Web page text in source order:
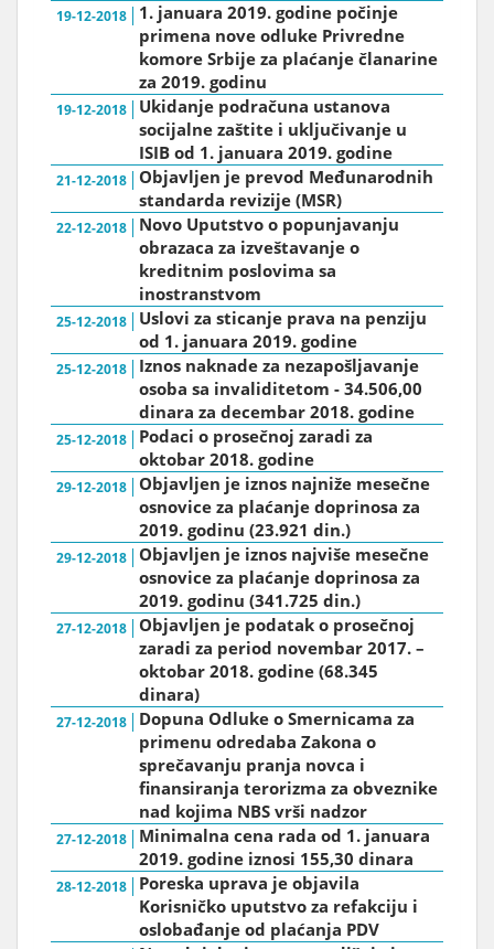
19-12-2018
1. januara 2019. godine počinje
primena nove odluke Privredne
komore Srbije za plaćanje članarine
za 2019. godinu
19-12-2018
Ukidanje podračuna ustanova
socijalne zaštite i uključivanje u
ISIB od 1. januara 2019. godine
21-12-2018
Objavljen je prevod Međunarodnih
standarda revizije (MSR)
22-12-2018
Novo Uputstvo o popunjavanju
obrazaca za izveštavanje o
kreditnim poslovima sa
inostranstvom
25-12-2018
Uslovi za sticanje prava na penziju
od 1. januara 2019. godine
25-12-2018
Iznos naknade za nezapošljavanje
osoba sa invaliditetom - 34.506,00
dinara za decembar 2018. godine
25-12-2018
Podaci o prosečnoj zaradi za
oktobar 2018. godine
29-12-2018
Objavljen je iznos najniže mesečne
osnovice za plaćanje doprinosa za
2019. godinu (23.921 din.)
29-12-2018
Objavljen je iznos najviše mesečne
osnovice za plaćanje doprinosa za
2019. godinu (341.725 din.)
27-12-2018
Objavljen je podatak o prosečnoj
zaradi za period novembar 2017. –
oktobar 2018. godine (68.345
dinara)
27-12-2018
Dopuna Odluke o Smernicama za
primenu odredaba Zakona o
sprečavanju pranja novca i
finansiranja terorizma za obveznike
nad kojima NBS vrši nadzor
27-12-2018
Minimalna cena rada od 1. januara
2019. godine iznosi 155,30 dinara
28-12-2018
Poreska uprava je objavila
Korisničko uputstvo za refakciju i
oslobađanje od plaćanja PDV